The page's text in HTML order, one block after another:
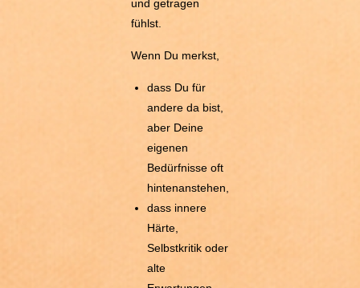
und getragen
fühlst.
Wenn Du merkst,
dass Du für
andere da bist,
aber Deine
eigenen
Bedürfnisse oft
hintenanstehen,
dass innere
Härte,
Selbstkritik oder
alte